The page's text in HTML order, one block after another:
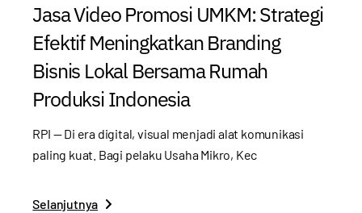
Jasa Video Promosi UMKM: Strategi
Efektif Meningkatkan Branding
Bisnis Lokal Bersama Rumah
Produksi Indonesia
RPI — Di era digital, visual menjadi alat komunikasi
paling kuat. Bagi pelaku Usaha Mikro, Kec
Selanjutnya